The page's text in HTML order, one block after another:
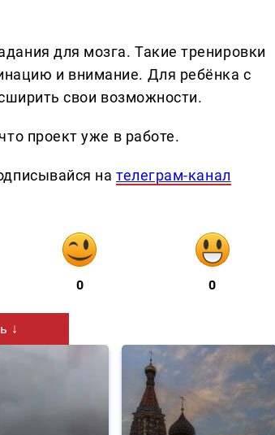
для мозга. Такие тренировки
и внимание. Для ребёнка с
свои возможности.
проект уже в работе.
нателеграм-канал
0 0
↓